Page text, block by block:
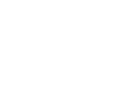
Copyright (C) 2020